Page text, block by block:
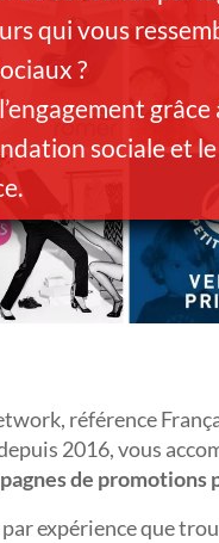
qui vous
?
grâce
sociale et
référence
2016, vous
de promotions
expérience que